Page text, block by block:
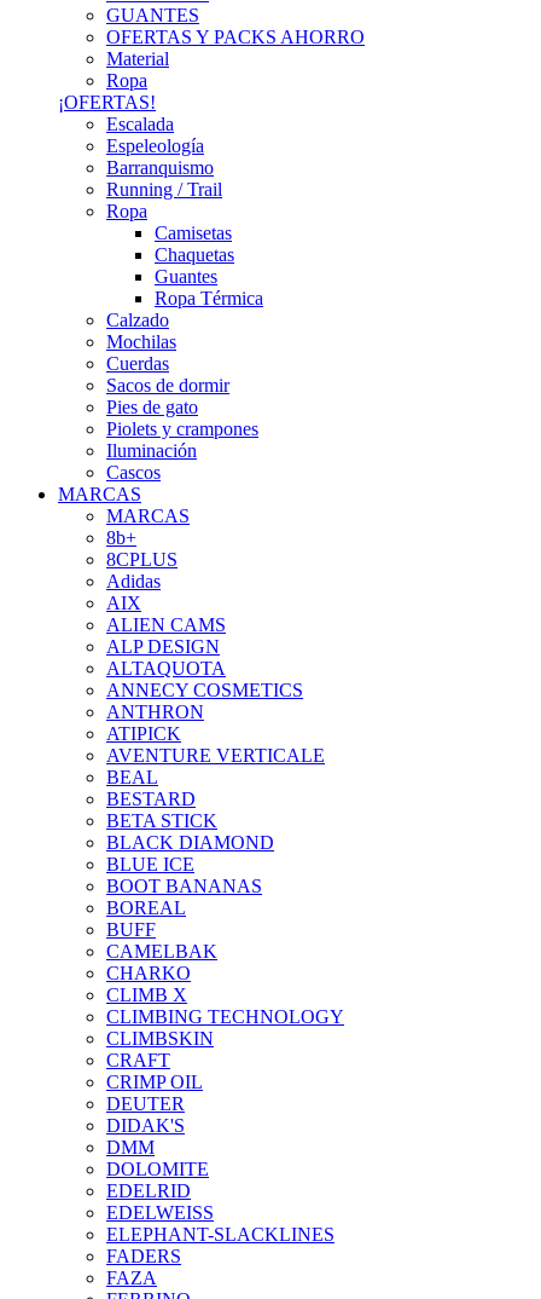
GUANTES
OFERTAS Y PACKS AHORRO
Material
Ropa
¡OFERTAS!
Escalada
Espeleología
Barranquismo
Running / Trail
Ropa
Camisetas
Chaquetas
Guantes
Ropa Térmica
Calzado
Mochilas
Cuerdas
Sacos de dormir
Pies de gato
Piolets y crampones
Iluminación
Cascos
MARCAS
MARCAS
8b+
8CPLUS
Adidas
AIX
ALIEN CAMS
ALP DESIGN
ALTAQUOTA
ANNECY COSMETICS
ANTHRON
ATIPICK
AVENTURE VERTICALE
BEAL
BESTARD
BETA STICK
BLACK DIAMOND
BLUE ICE
BOOT BANANAS
BOREAL
BUFF
CAMELBAK
CHARKO
CLIMB X
CLIMBING TECHNOLOGY
CLIMBSKIN
CRAFT
CRIMP OIL
DEUTER
DIDAK'S
DMM
DOLOMITE
EDELRID
EDELWEISS
ELEPHANT-SLACKLINES
FADERS
FAZA